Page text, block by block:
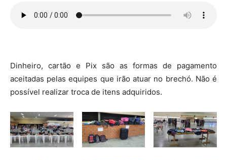
Dinheiro, cartão e Pix são as formas de pagamento
aceitadas pelas equipes que irão atuar no brechó. Não é
possível realizar troca de itens adquiridos.